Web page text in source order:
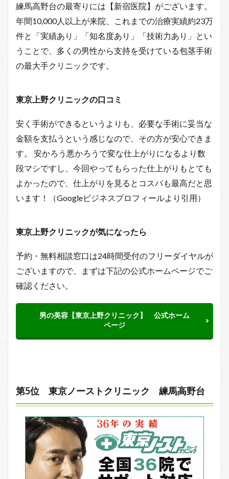
練馬高野台の最寄りには【新宿医院】がございます。
年間10,000人以上が来院、これまでの治療実績約23万
件と「実績あり」「知名度あり」「技術力あり」とい
うことで、多くの男性から支持を受けている包茎手術
の最大手クリニックです。
東京上野クリニックの口コミ
安く手術ができるというよりも、必要な手術に妥当な
金額を支払うという感じなので、その方が安心できま
す。 安かろう悪かろうで変な仕上がりになるより数
段マシですし、今回やってもらった仕上がりもとても
よかったので、仕上がりを見るとコスパも最高だと思
います！（Googleビジネスプロフィールより引用）
東京上野クリニックが気になったら
予約・無料相談窓口は24時間受付のフリーダイヤルが
ございますので、まずは下記の公式ホームページでご
確認ください。
男の美容【東京上野クリニック】 公式ホーム
ページ
第5位 東京ノーストクリニック 練馬高野台